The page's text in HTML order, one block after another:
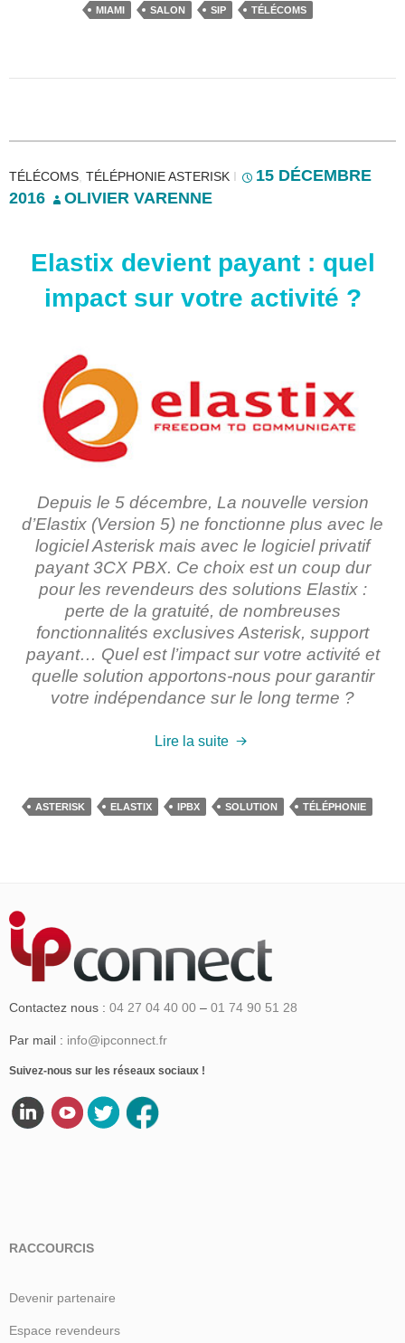
MIAMI
SALON SIP TÉLÉCOMS
TÉLÉCOMS, TÉLÉPHONIE ASTERISK I
15 DÉCEMBRE
2016
OLIVIER VARENNE
Elastix devient payant : quel
impact sur votre activité ?
Depuis le 5 décembre, La nouvelle version
d’Elastix (Version 5) ne fonctionne plus avec le
logiciel Asterisk mais avec le logiciel privatif
payant 3CX PBX. Ce choix est un coup dur
pour les revendeurs des solutions Elastix :
perte de la gratuité, de nombreuses
fonctionnalités exclusives Asterisk, support
payant… Quel est l’impact sur votre activité et
quelle solution apportons-nous pour garantir
votre indépendance sur le long terme ?
Lire la suite
ASTERISK ELASTIX IPBX SOLUTION TÉLÉPHONIE
Contactez nous : 04 27 04 40 00 – 01 74 90 51 28
Par mail : info@ipconnect.fr
Suivez-nous sur les réseaux sociaux !
RACCOURCIS
Devenir partenaire
Espace revendeurs